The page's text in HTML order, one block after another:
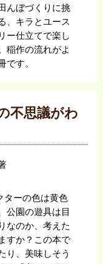
んぼづくりに挑
、キラとユース
ー仕立てで楽し
稲作の流れがよ
です。
不思議がわ
ターの色は黄色
公園の遊具は目
なのか、考えた
すか？この本で
り、美味しそう